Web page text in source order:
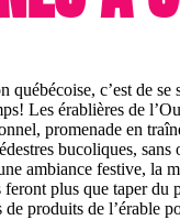
québécoise, c’est de se
Les érablières de
promenade en
bucoliques,
ambiance festive, la
plus que taper du
produits de l’érable